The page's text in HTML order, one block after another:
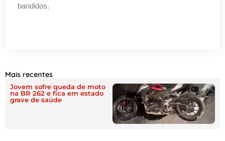
bandidos.
Mais recentes
Jovem sofre queda de moto
na BR 262 e fica em estado
grave de saúde